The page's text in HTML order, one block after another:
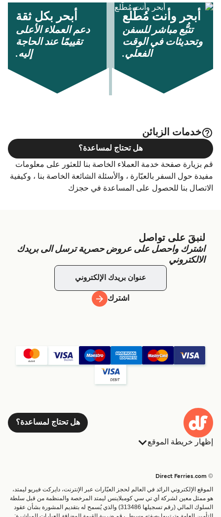
أبحر وأنت مُطّلع
تتبُّع مباشر للسفن
وتحديثات في الوقت
الفعلي.
أبحر بكل ثقة
دعم العملاء الأعلى
تقييمًا عند الحاجة
إليه.
خدمات الزبائن
قم بزيارة صفحة خدمة العملاء الخاصة بنا للعثور على معلومات
مفيدة حول السفر بالعبّارة ، والأسئلة الشائعة الخاصة بنا ، وكيفية
الاتصال بنا للحصول على المساعدة في حجزك
هل تحتاج لمساعدة؟
لنبقَ على تواصل
اشترك واحصل على عروض حصرية ترسل الى بريدك
الالكتروني
اشترك
هل تحتاج لمساعدة؟
إظهار خريطة الموقع
البلدان
خدمات الزبائن
الباحث عن الرحلات والموانئ
تذاكر العبّارة
العبارات
شحن
عبارة صغيرة
الموقع الإلكتروني الرائد في العالم لحجز العبّارات عبر الإنترنت، دايركت فيريو ليمتد،
هو ممثل معين لشركة أي تي سي كومبلاينس ليمتد المرخصة والمنظمة من قبل سلطة
السلوك المالي (رقم تسجيلها 313486) والذي يُسمح له بتقديم المشورة بشأن عقود